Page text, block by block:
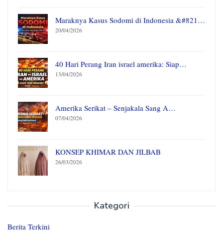
Maraknya Kasus Sodomi di Indonesia &#821…
20/04/2026
40 Hari Perang Iran israel amerika: Siap…
13/04/2026
Amerika Serikat – Senjakala Sang A…
07/04/2026
KONSEP KHIMAR DAN JILBAB
26/03/2026
Kategori
Berita Terkini